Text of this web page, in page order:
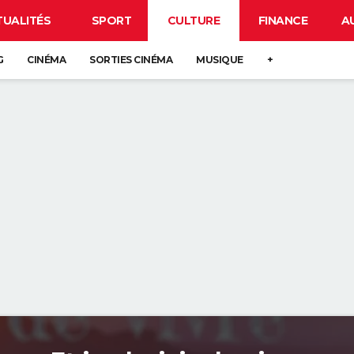
SPORT CULTURE FINANCE
CINÉMA SORTIES CINÉMA MUSIQUE +